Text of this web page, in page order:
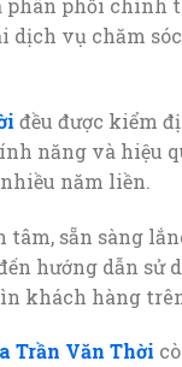
phối chính
vụ chăm
đều được kiểm
năng và hiệu
năm liền.
sẵn sàng
hướng dẫn
khách hàng
Trần Văn Thời